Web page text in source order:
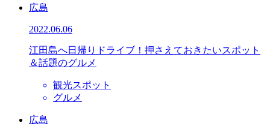
広島
2022.06.06
江田島へ日帰りドライブ！押さえておきたいスポット
＆話題のグルメ
観光スポット
グルメ
広島